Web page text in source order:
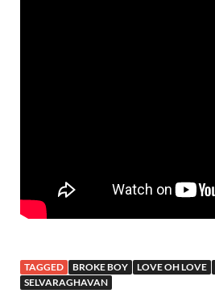
TAGGED BROKE BOY LOVE OH LOVE
SELVARAGHAVAN